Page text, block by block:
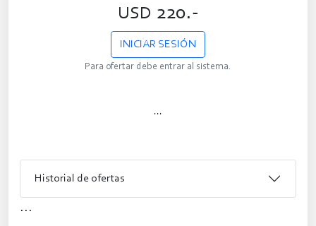
USD 220.-
INICIAR SESIÓN
Para ofertar debe entrar al sistema.
...
Historial de ofertas
...